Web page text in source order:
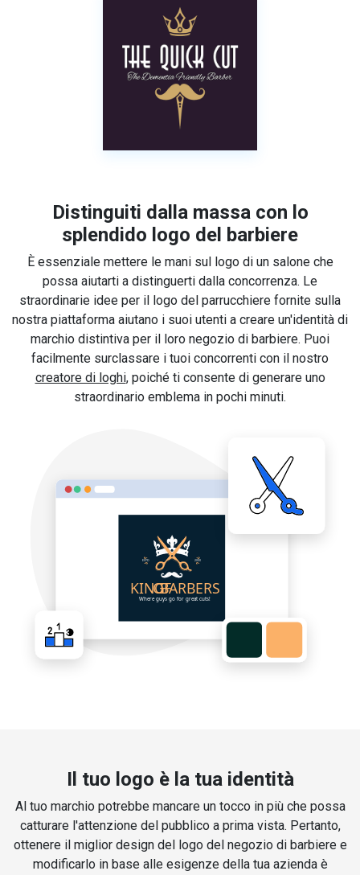
Distinguiti dalla massa con lo
splendido logo del barbiere
È essenziale mettere le mani sul logo di un salone che
possa aiutarti a distinguerti dalla concorrenza. Le
straordinarie idee per il logo del parrucchiere fornite sulla
nostra piattaforma aiutano i suoi utenti a creare un'identità di
marchio distintiva per il loro negozio di barbiere. Puoi
facilmente surclassare i tuoi concorrenti con il nostro
creatore di loghi, poiché ti consente di generare uno
straordinario emblema in pochi minuti.
Il tuo logo è la tua identità
Al tuo marchio potrebbe mancare un tocco in più che possa
catturare l'attenzione del pubblico a prima vista. Pertanto,
ottenere il miglior design del logo del negozio di barbiere e
modificarlo in base alle esigenze della tua azienda è